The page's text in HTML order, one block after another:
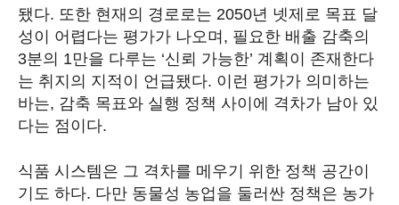
됐다. 또한 현재의 경로로는 2050년 넷제로 목표 달
성이 어렵다는 평가가 나오며, 필요한 배출 감축의
3분의 1만을 다루는 ‘신뢰 가능한’ 계획이 존재한다
는 취지의 지적이 언급됐다. 이런 평가가 의미하는
바는, 감축 목표와 실행 정책 사이에 격차가 남아 있
다는 점이다.
식품 시스템은 그 격차를 메우기 위한 정책 공간이
기도 하다. 다만 동물성 농업을 둘러싼 정책은 농가